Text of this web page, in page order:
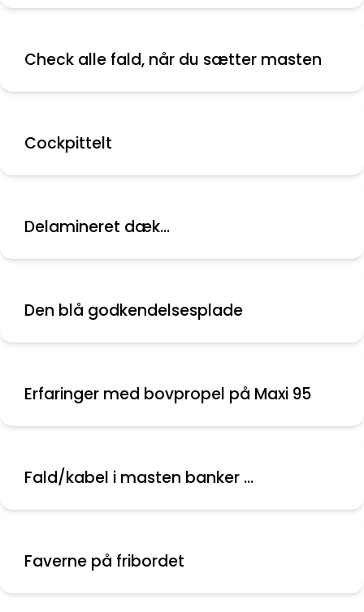
Check alle fald, når du sætter masten
Cockpittelt
Delamineret dæk...
Den blå godkendelsesplade
Erfaringer med bovpropel på Maxi 95
Fald/kabel i masten banker ...
Faverne på fribordet